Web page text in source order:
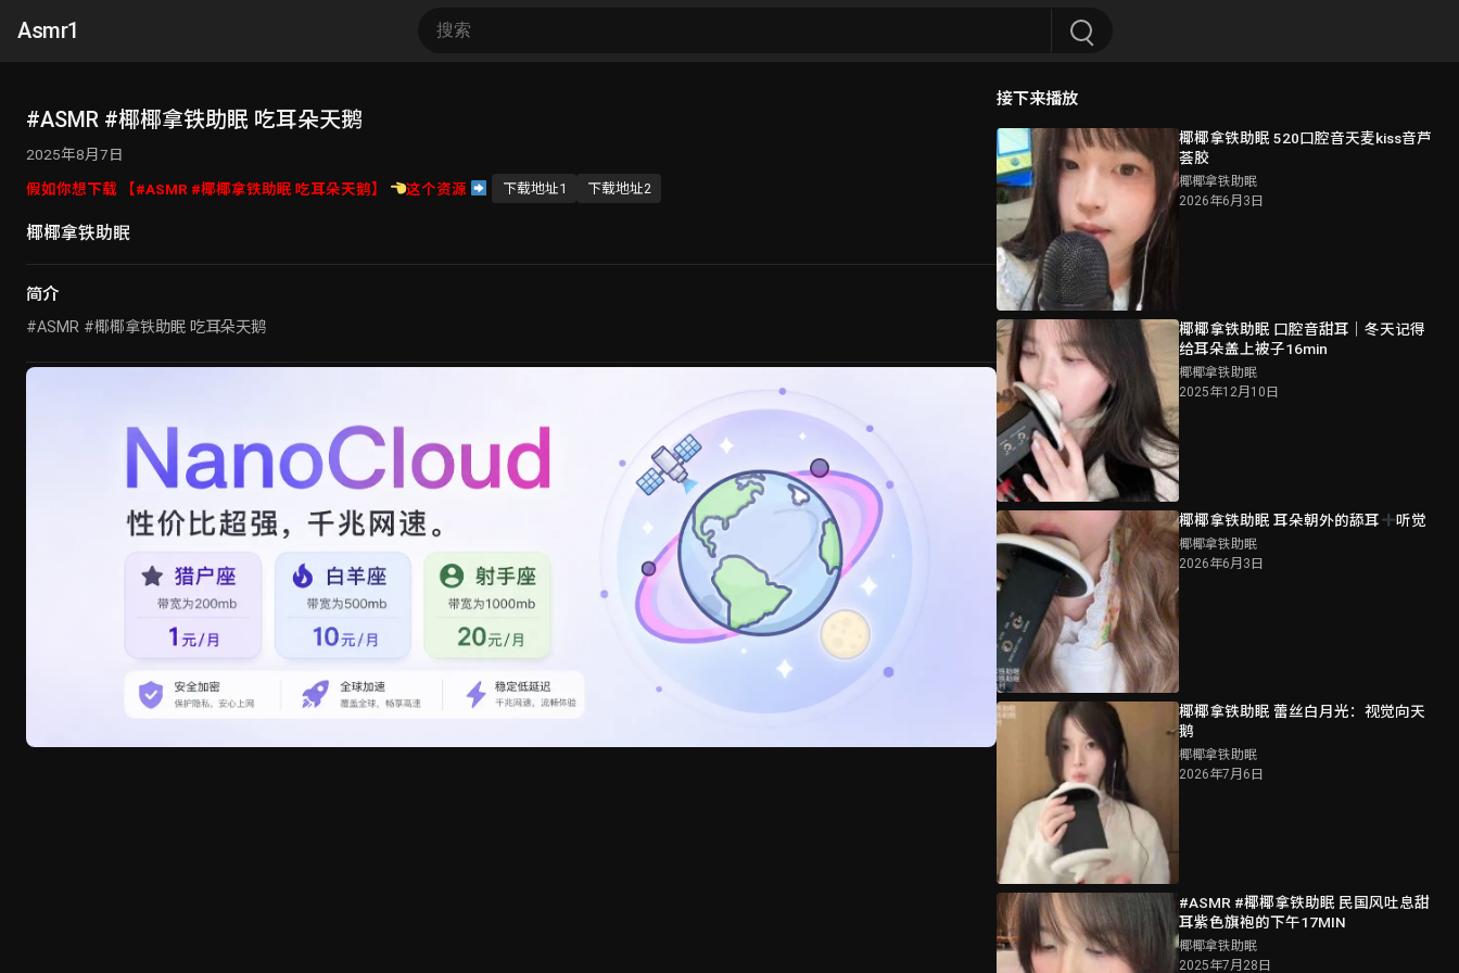
Asmr1
#ASMR #椰椰拿铁助眠 吃耳朵天鹅
2025年8月7日
假如你想下载 【#ASMR #椰椰拿铁助眠 吃耳朵天鹅】
这个资源 下载地址1 下载地址2
椰椰拿铁助眠
简介
#ASMR #椰椰拿铁助眠 吃耳朵天鹅
接下来播放
椰椰拿铁助眠 520口腔音天麦kiss音芦
荟胶
椰椰拿铁助眠
2026年6月3日
椰椰拿铁助眠 口腔音甜耳｜冬天记得
给耳朵盖上被子16min
椰椰拿铁助眠
2025年12月10日
椰椰拿铁助眠 耳朵朝外的舔耳 听觉
椰椰拿铁助眠
2026年6月3日
椰椰拿铁助眠 蕾丝白月光：视觉向天
鹅
椰椰拿铁助眠
2026年7月6日
#ASMR #椰椰拿铁助眠 民国风吐息甜
耳紫色旗袍的下午17MIN
椰椰拿铁助眠
2025年7月28日